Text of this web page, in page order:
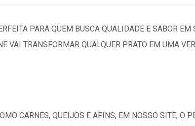
PARA QUEM BUSCA QUALIDADE E SABOR EM
VAI TRANSFORMAR QUALQUER PRATO EM UMA
CARNES, QUEIJOS E AFINS, EM NOSSO SITE, O